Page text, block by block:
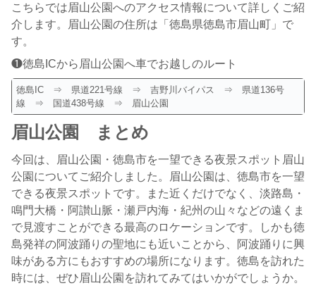
こちらでは眉山公園へのアクセス情報について詳しくご紹
介します。眉山公園の住所は「徳島県徳島市眉山町」で
す。
❶徳島ICから眉山公園へ車でお越しのルート
徳島IC ⇒ 県道221号線 ⇒ 吉野川バイパス ⇒ 県道136号
線 ⇒ 国道438号線 ⇒ 眉山公園
眉山公園 まとめ
今回は、眉山公園・徳島市を一望できる夜景スポット眉山
公園についてご紹介しました。眉山公園は、徳島市を一望
できる夜景スポットです。また近くだけでなく、淡路島・
鳴門大橋・阿讃山脈・瀬戸内海・紀州の山々などの遠くま
で見渡すことができる最高のロケーションです。しかも徳
島発祥の阿波踊りの聖地にも近いことから、阿波踊りに興
味がある方にもおすすめの場所になります。徳島を訪れた
時には、ぜひ眉山公園を訪れてみてはいかがでしょうか。